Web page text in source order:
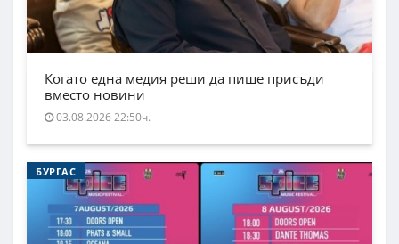
Когато една медия реши да пише присъди
вместо новини
03.08.2026 22:50ч.
БУРГАС